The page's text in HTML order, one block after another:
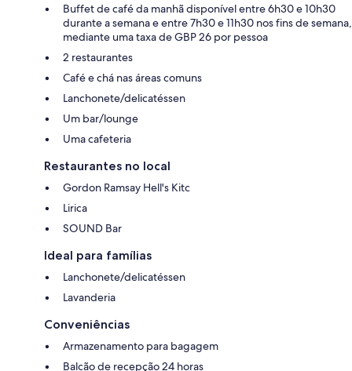
Buffet de café da manhã disponível entre 6h30 e 10h30
durante a semana e entre 7h30 e 11h30 nos fins de semana,
mediante uma taxa de GBP 26 por pessoa
2 restaurantes
Café e chá nas áreas comuns
Lanchonete/delicatéssen
Um bar/lounge
Uma cafeteria
Restaurantes no local
Gordon Ramsay Hell's Kitc
Lirica
SOUND Bar
Ideal para famílias
Lanchonete/delicatéssen
Lavanderia
Conveniências
Armazenamento para bagagem
Balcão de recepção 24 horas